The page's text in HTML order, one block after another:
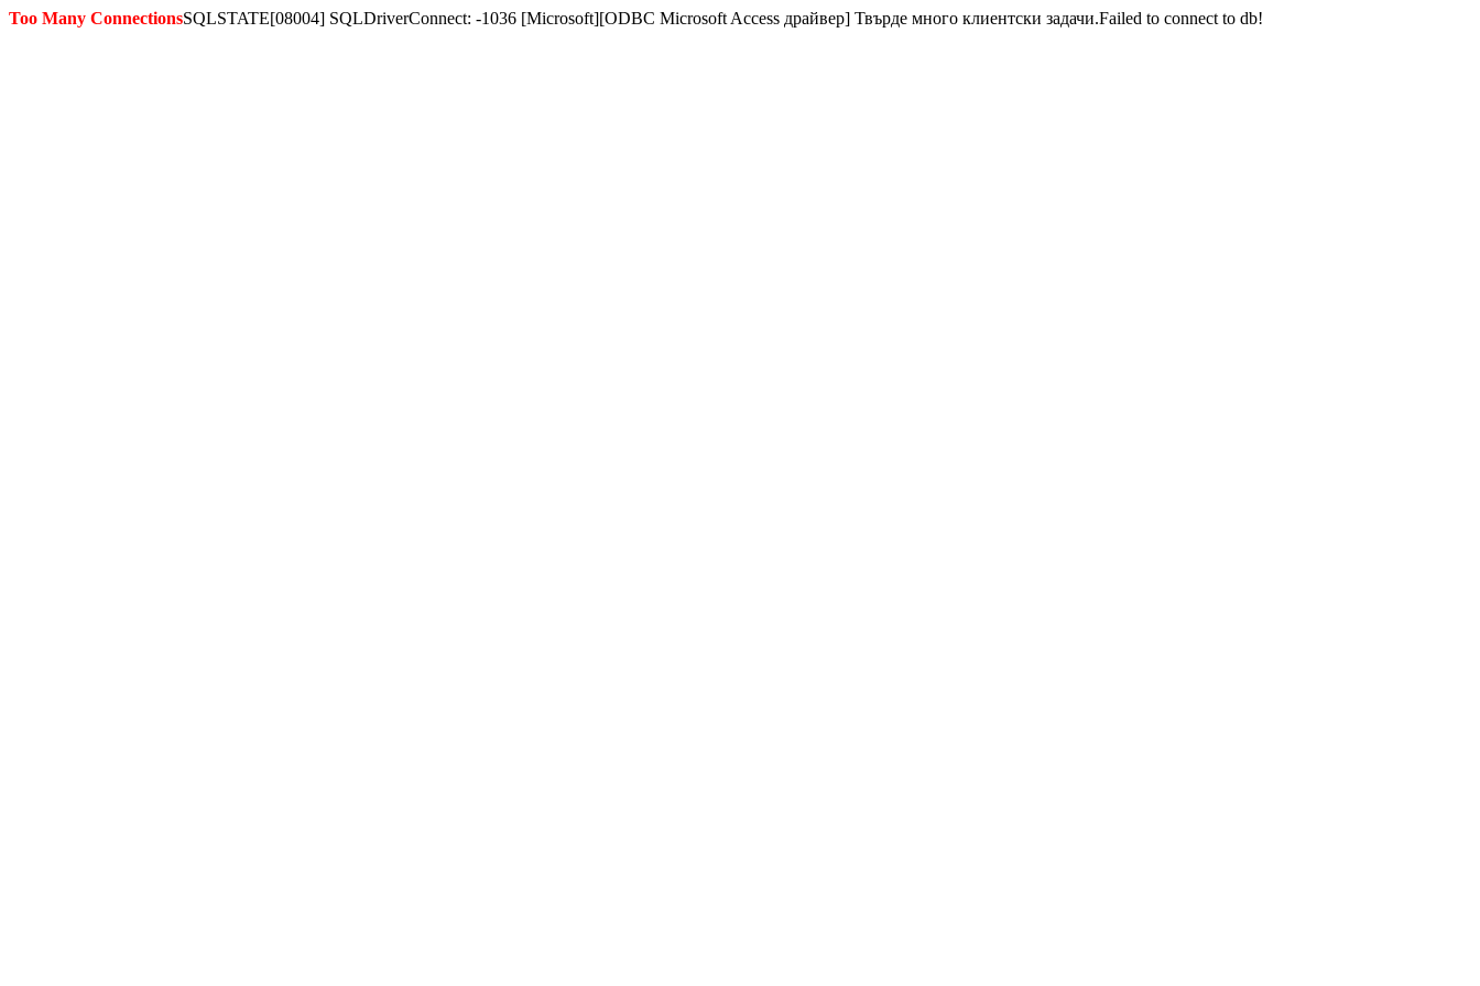
Too Many ConnectionsSQLSTATE[08004] SQLDriverConnect: -1036 [Microsoft][ODBC Microsoft Access драйвер] Твърде много клиентски задачи.Failed to connect to db!